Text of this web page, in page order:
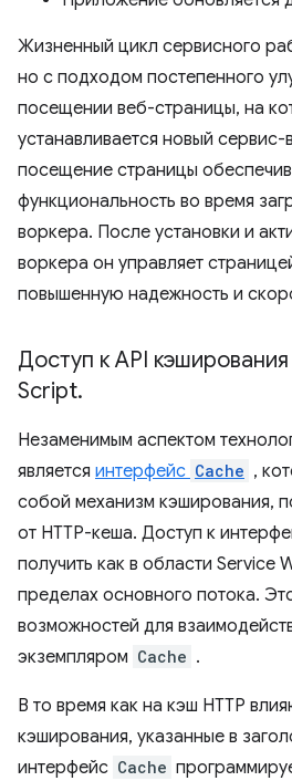
Жизненный цикл сервисного
но с подходом постепенного
посещении веб-страницы, на
устанавливается новый
посещение страницы
функциональность во время
воркера. После установки и
воркера он управляет
повышенную надежность и
Доступ к API
Script.
Незаменимым аспектом
является интерфейс Cache ,
собой механизм кэширования,
от HTTP-кеша. Доступ к
получить как в области Service
пределах основного потока.
возможностей для
экземпляром Cache .
В то время как на кэш HTTP
кэширования, указанные в
интерфейс Cache